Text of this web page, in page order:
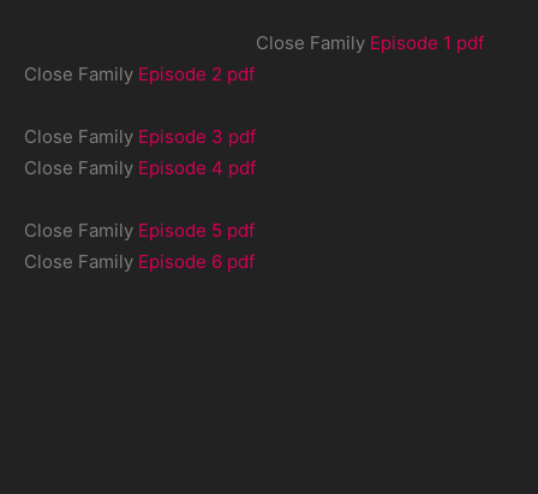
Close Family Episode 1 pdf
Close Family Episode 2 pdf
Close Family Episode 3 pdf
Close Family Episode 4 pdf
Close Family Episode 5 pdf
Close Family Episode 6 pdf